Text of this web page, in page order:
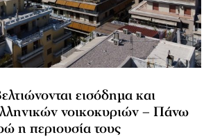
εισόδημα και
νοικοκυριών – Πάνω
η περιουσία τους